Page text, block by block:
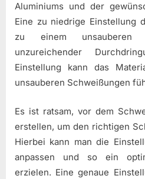
Aluminiums und der
Eine zu niedrige Einstellung
zu einem unsauberen
unzureichender
Einstellung kann das
unsauberen Schweißungen
Es ist ratsam, vor dem
erstellen, um den richtigen
Hierbei kann man die
anpassen und so ein
erzielen. Eine genaue